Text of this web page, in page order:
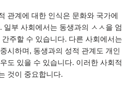
관계에 대한 인식은 문화와 국가에
일부 사회에서는 동생과의 ㅅㅅ을 엄
주할 수 있습니다. 다른 사회에서는
시하며, 동생과의 성적 관계도 개인
도 있을 수 있습니다. 이러한 사회적
것이 중요합니다.